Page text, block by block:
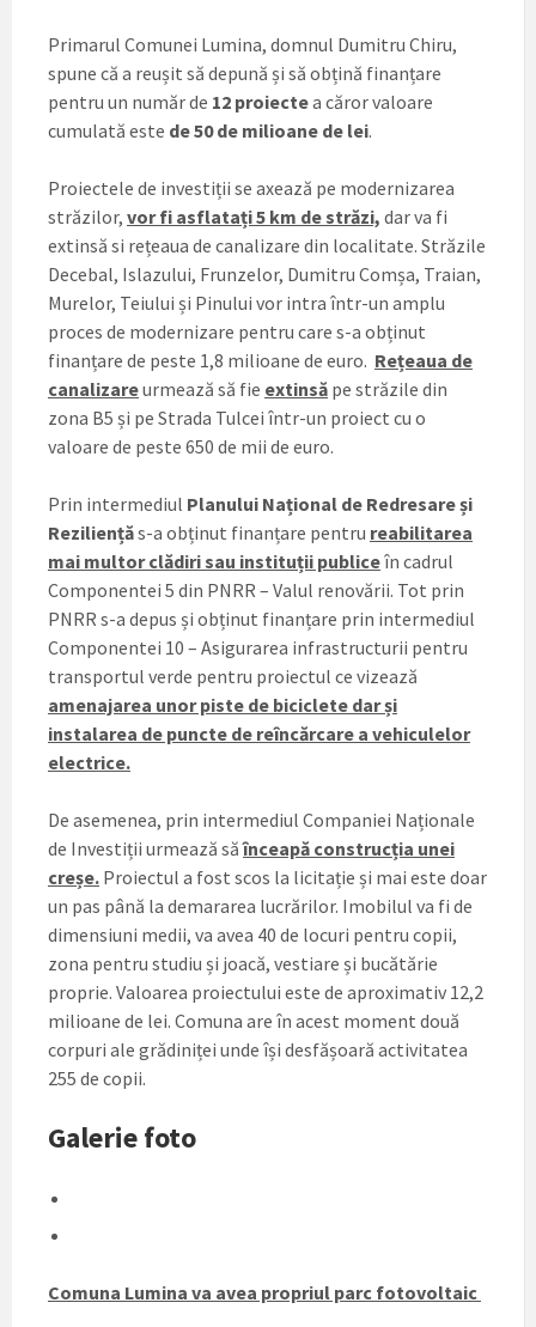
Primarul Comunei Lumina, domnul Dumitru Chiru,
spune că a reușit să depună și să obțină finanțare
pentru un număr de 12 proiectea căror valoare
cumulată este de 50 de milioane de lei.
Proiectele de investiții se axează pe modernizarea
străzilor, vor fi asflatați 5 km de străzi, dar va fi
extinsă si rețeaua de canalizare din localitate. Străzile
Decebal, Islazului, Frunzelor, Dumitru Comșa, Traian,
Murelor, Teiului și Pinului vor intra într-un amplu
proces de modernizare pentru care s-a obținut
finanțare de peste 1,8 milioane de euro. Rețeaua de
canalizareurmează să fie extinsă pe străzile din
zona B5 și pe Strada Tulcei într-un proiect cu o
valoare de peste 650 de mii de euro.
Prin intermediul Planului Național de Redresare și
Reziliențăs-a obținut finanțare pentru reabilitarea
mai multor clădiri sau instituții publiceîn cadrul
Componentei 5 din PNRR – Valul renovării. Tot prin
PNRR s-a depus și obținut finanțare prin intermediul
Componentei 10 – Asigurarea infrastructurii pentru
transportul verde pentru proiectul ce vizează
amenajarea unor piste de biciclete dar și
instalarea de puncte de reîncărcare a vehiculelor
electrice.
De asemenea, prin intermediul Companiei Naționale
de Investiții urmează săînceapă construcția unei
creșe. Proiectul a fost scos la licitație și mai este doar
un pas până la demararea lucrărilor. Imobilul va fi de
dimensiuni medii, va avea 40 de locuri pentru copii,
zona pentru studiu și joacă, vestiare și bucătărie
proprie. Valoarea proiectului este de aproximativ 12,2
milioane de lei. Comuna are în acest moment două
corpuri ale grădiniței unde își desfășoară activitatea
255 de copii.
Galerie foto
Comuna Lumina va avea propriul parc fotovoltaic